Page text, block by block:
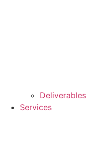
Deliverables
Services